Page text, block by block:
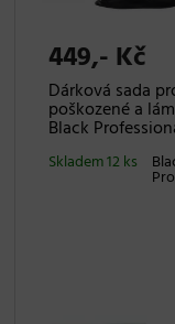
449,- Kč
Dárková sada
poškozené a
Black
Skladem 12 ks